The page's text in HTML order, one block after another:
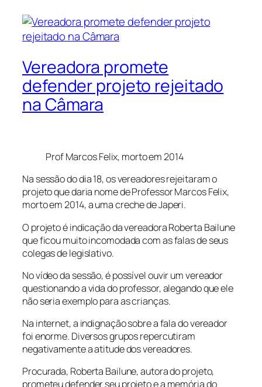
Vereadora promete
defender projeto rejeitado
na Câmara
Prof Marcos Felix, morto em 2014
Na sessão do dia 18, os vereadores rejeitaram o
projeto que daria nome de Professor Marcos Felix,
morto em 2014, a uma creche de Japeri.
O projeto é indicação da vereadora Roberta Bailune
que ficou muito incomodada com as falas de seus
colegas de legislativo.
No vídeo da sessão, é possível ouvir um vereador
questionando a vida do professor, alegando que ele
não seria exemplo para as crianças.
Na internet, a indignação sobre a fala do vereador
foi enorme. Diversos grupos repercutiram
negativamente a atitude dos vereadores.
Procurada, Roberta Bailune, autora do projeto,
prometeu defender seu projeto e a memória do